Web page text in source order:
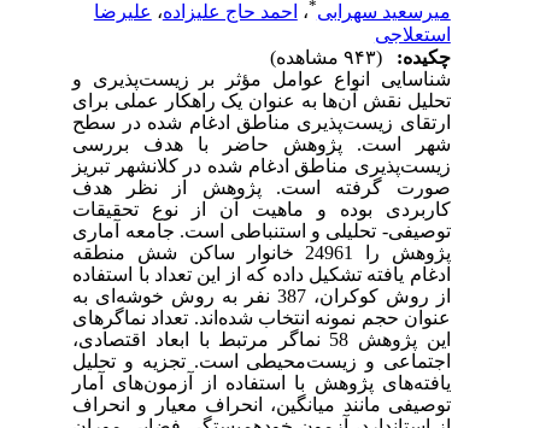
میرسعید سهرابی ،احمد حاج علیزاده،علیرضا
استعلاجی
چکیده:
شناسایی انواع عوامل مؤثر بر زیست‌پذیری و
تحلیل نقش آن‌ها به عنوان یک راهکار عملی برای
ارتقای زیست‌پذیری مناطق ادغام شده در سطح
شهر است. پژوهش حاضر با هدف بررسی
زیست‌پذیری مناطق ادغام شده در کلانشهر تبریز
صورت گرفته است. پژوهش از نظر هدف
کاربردی بوده و ماهیت آن از نوع تحقیقات
توصیفی- تحلیلی و استنباطی است. جامعه آماری
پژوهش را 24961 خانوار ساکن شش منطقه
ادغام یافته تشکیل داده که از این تعداد با استفاده
از روش کوکران، 387 نفر به روش خوشه‌ای به
عنوان حجم نمونه انتخاب شده‌اند. تعداد نماگرهای
این پژوهش 58 نماگر مرتبط با ابعاد اقتصادی،
اجتماعی و زیست‌محیطی است. تجزیه و تحلیل
یافته‌های پژوهش با استفاده از آزمون‌های آمار
توصیفی مانند میانگین، انحراف معیار و انحراف